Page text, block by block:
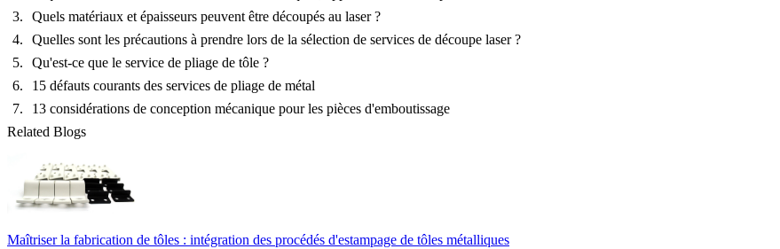
Quels matériaux et épaisseurs peuvent être découpés au laser ?
Quelles sont les précautions à prendre lors de la sélection de services de découpe laser ?
Qu'est-ce que le service de pliage de tôle ?
15 défauts courants des services de pliage de métal
13 considérations de conception mécanique pour les pièces d'emboutissage
Related Blogs
Maîtriser la fabrication de tôles : intégration des procédés d'estampage de tôles métalliques